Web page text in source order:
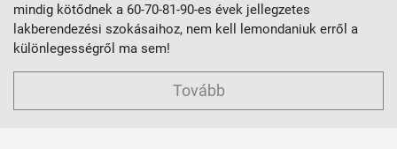
mindig kötődnek a 60-70-81-90-es évek jellegzetes
lakberendezési szokásaihoz, nem kell lemondaniuk erről a
különlegességről ma sem!
Tovább